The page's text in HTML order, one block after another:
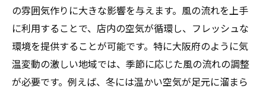
の雰囲気作りに大きな影響を与えます。風の流れを上手
に利用することで、店内の空気が循環し、フレッシュな
環境を提供することが可能です。特に大阪府のように気
温変動の激しい地域では、季節に応じた風の流れの調整
が必要です。例えば、冬には温かい空気が足元に溜まら